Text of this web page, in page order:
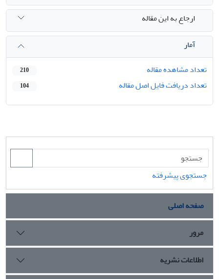
ارجاع به این مقاله
آمار
تعداد مشاهده مقاله
210
تعداد دریافت فایل اصل مقاله 104
جستجوی پیشرفته
صفحه اصلی
مرور
اطلاعات نشریه